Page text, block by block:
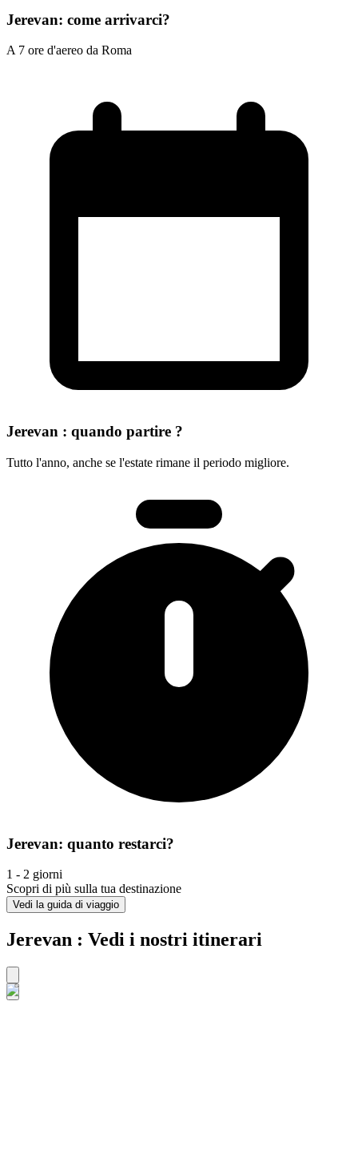
Jerevan: come arrivarci?
A 7 ore d'aereo da Roma
Jerevan : quando partire ?
Tutto l'anno, anche se l'estate rimane il periodo migliore.
Jerevan: quanto restarci?
1 - 2 giorni
Scopri di più sulla tua destinazione
Vedi la guida di viaggio
Jerevan : Vedi i nostri itinerari